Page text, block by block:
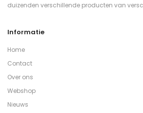
duizenden verschillende producten van
Informatie
Home
Contact
Over ons
Webshop
Nieuws